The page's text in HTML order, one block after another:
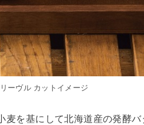
ーヴル カットイメージ
麦を基にして北海道産の発酵バ